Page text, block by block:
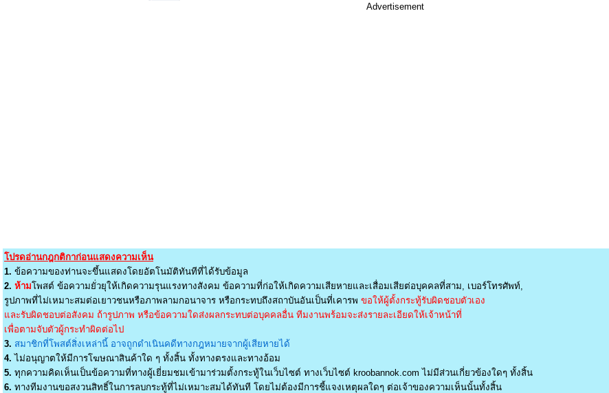
Advertisement
โปรดอ่านกฎกติกาก่อนแสดงความเห็น
1. ข้อความของท่านจะขึ้นแสดงโดยอัตโนมัติทันทีที่ได้รับข้อมูล
2. ห้ามโพสต์ ข้อความยั่วยุให้เกิดความรุนแรงทางสังคม ข้อความที่ก่อให้เกิดความเสียหายและเสื่อมเสียต่อบุคคลที่สาม, เบอร์โทรศัพท์,
รูปภาพที่ไม่เหมาะสมต่อเยาวชนหรือภาพลามกอนาจาร หรือกระทบถึงสถาบันอันเป็นที่เคารพ ขอให้ผู้ตั้งกระทู้รับผิดชอบตัวเอง
และรับผิดชอบต่อสังคม ถ้ารูปภาพ หรือข้อความใดส่งผลกระทบต่อบุคคลอื่น ทีมงานพร้อมจะส่งรายละเอียดให้เจ้าหน้าที่
เพื่อตามจับตัวผู้กระทำผิดต่อไป
3. สมาชิกที่โพสต์สิ่งเหล่านี้ อาจถูกดำเนินคดีทางกฎหมายจากผู้เสียหายได้
4. ไม่อนุญาตให้มีการโฆษณาสินค้าใด ๆ ทั้งสิ้น ทั้งทางตรงและทางอ้อม
5. ทุกความคิดเห็นเป็นข้อความที่ทางผู้เยี่ยมชมเข้ามาร่วมตั้งกระทู้ในเว็บไซต์ ทางเว็บไซต์ kroobannok.com ไม่มีส่วนเกี่ยวข้องใดๆ ทั้งสิ้น
6. ทางทีมงานขอสงวนสิทธิ์ในการลบกระทู้ที่ไม่เหมาะสมได้ทันที โดยไม่ต้องมีการชี้แจงเหตุผลใดๆ ต่อเจ้าของความเห็นนั้นทั้งสิ้น